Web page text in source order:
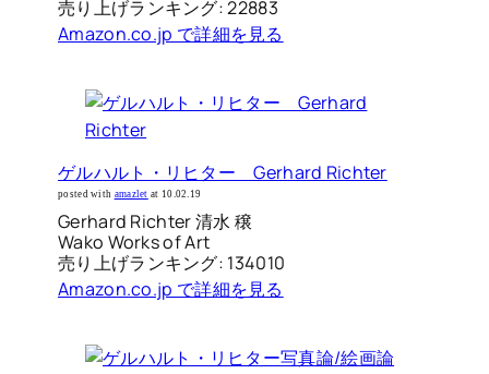
売り上げランキング: 22883
Amazon.co.jp で詳細を見る
ゲルハルト・リヒター Gerhard Richter
posted with amazlet at 10.02.19
Gerhard Richter 清水 穣
Wako Works of Art
売り上げランキング: 134010
Amazon.co.jp で詳細を見る